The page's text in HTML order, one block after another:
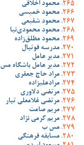
محمود اخلاقی
محمود خمیسی
محمود شفیعی
محمود محمودی‌نیا
محمود مطلق‌زاده
مدرسه فوتبال
مدیر عامل
مدیر عامل باشگاه مس
مراد حاج جعفری
مرادعلیزاده
مرتضی دلاوری
مرتضی غلامعلی تبار
مریم صامت
مریم کرمی نژاد
مس ب
مسابقه فرهنگی